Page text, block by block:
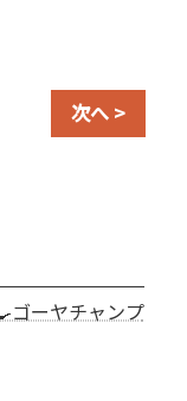
次へ >
ゴーヤチャンプ